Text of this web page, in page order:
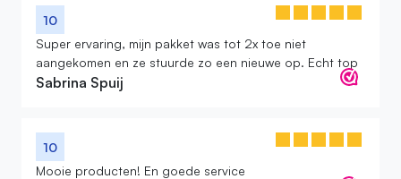
10
Super ervaring, mijn pakket was tot 2x toe niet
aangekomen en ze stuurde zo een nieuwe op. Echt top
Sabrina Spuij
10
Mooie producten! En goede service